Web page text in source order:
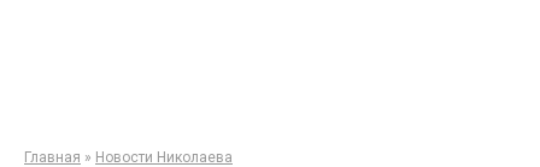
Главная » Новости Николаева